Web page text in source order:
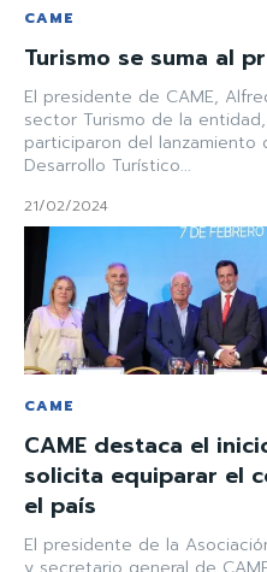
CAME
Turismo se suma al
El presidente de CAME,
sector Turismo de la
participaron del lanzamiento
Desarrollo Turístico...
21/02/2024
CAME
CAME destaca el
solicita equiparar el
el país
El presidente de la